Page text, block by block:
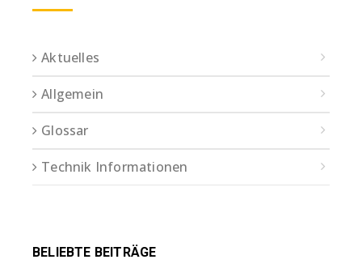
Aktuelles
Allgemein
Glossar
Technik Informationen
BELIEBTE BEITRÄGE